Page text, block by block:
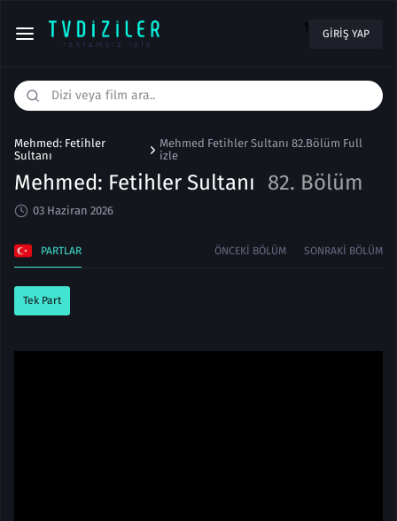
1 GIRIŞ YAP
Mehmed: Fetihler
Sultanı
Mehmed Fetihler Sultanı 82.Bölüm Full
izle
Mehmed: Fetihler Sultanı 82. Bölüm
03 Haziran 2026
PARTLAR ÖNCEKI BÖLÜM SONRAKI BÖLÜM
Tek Part